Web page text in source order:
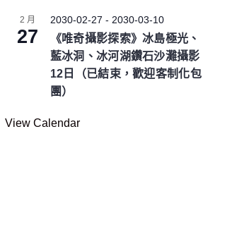
2 月
27
2030-02-27 - 2030-03-10
《唯奇攝影探索》冰島極光、
藍冰洞、冰河湖鑽石沙灘攝影
12日（已結束，歡迎客制化包
團）
View Calendar